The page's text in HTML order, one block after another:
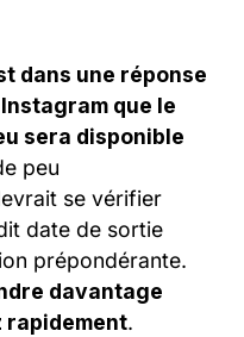
dans une réponse
que le
sera disponible
peu
se vérifier
date de sortie
prépondérante.
davantage
rapidement.